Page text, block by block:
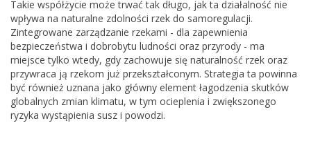
Takie współżycie może trwać tak długo, jak ta działalność nie
wpływa na naturalne zdolności rzek do samoregulacji.
Zintegrowane zarządzanie rzekami - dla zapewnienia
bezpieczeństwa i dobrobytu ludności oraz przyrody - ma
miejsce tylko wtedy, gdy zachowuje się naturalność rzek oraz
przywraca ją rzekom już przekształconym. Strategia ta powinna
być również uznana jako główny element łagodzenia skutków
globalnych zmian klimatu, w tym ocieplenia i zwiększonego
ryzyka wystąpienia susz i powodzi.